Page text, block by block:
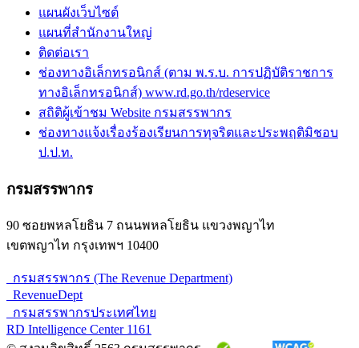
แผนผังเว็บไซต์
แผนที่สำนักงานใหญ่
ติดต่อเรา
ช่องทางอิเล็กทรอนิกส์ (ตาม พ.ร.บ. การปฏิบัติราชการ
ทางอิเล็กทรอนิกส์) www.rd.go.th/rdeservice
สถิติผู้เข้าชม Website กรมสรรพากร
ช่องทางแจ้งเรื่องร้องเรียนการทุจริตและประพฤติมิชอบ
ป.ป.ท.
กรมสรรพากร
90 ซอยพหลโยธิน 7 ถนนพหลโยธิน แขวงพญาไท
เขตพญาไท กรุงเทพฯ 10400
กรมสรรพากร (The Revenue Department)
RevenueDept
กรมสรรพากรประเทศไทย
RD Intelligence Center 1161